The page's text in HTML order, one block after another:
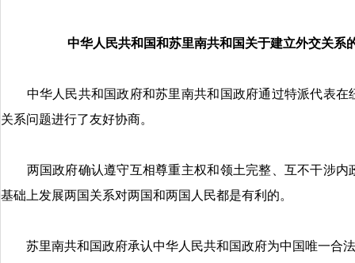
中华人民共和国和苏里南共和国关于建立外交关系
中华人民共和国政府和苏里南共和国政府通过特派代表在
关系问题进行了友好协商。
两国政府确认遵守互相尊重主权和领土完整、互不干涉内
基础上发展两国关系对两国和两国人民都是有利的。
苏里南共和国政府承认中华人民共和国政府为中国唯一合